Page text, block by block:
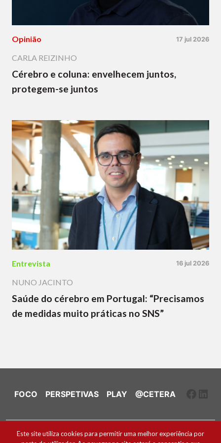
Opinião 17 jul 2026
CARLA REIZINHO
Cérebro e coluna: envelhecem juntos,
protegem-se juntos
Entrevista 16 jul 2026
NUNO JACINTO
Saúde do cérebro em Portugal: “Precisamos
de medidas muito práticas no SNS”
FOCO PERSPETIVAS PLAY @CETERA
Ficha Técnica e Estatuto Editorial
Este site utiliza cookies para permitir uma melhor experiência por